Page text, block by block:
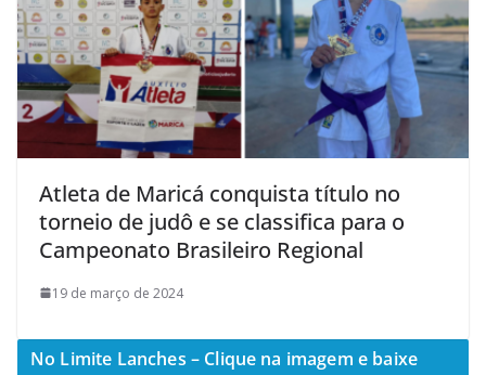
Atleta de Maricá conquista título no
torneio de judô e se classifica para o
Campeonato Brasileiro Regional
19 de março de 2024
No Limite Lanches – Clique na imagem e baixe